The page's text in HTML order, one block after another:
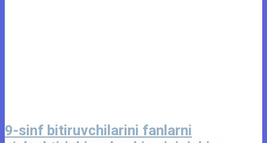
9-sinf bitiruvchilarini fanlarni